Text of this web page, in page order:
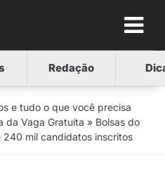
Redação
e tudo o que você precisa
da Vaga Gratuita » Bolsas do
240 mil candidatos inscritos